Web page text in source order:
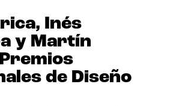
Inés
y Martín
de Diseño